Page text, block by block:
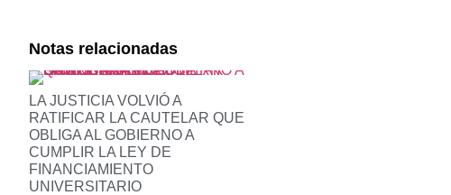
Notas relacionadas
LA JUSTICIA VOLVIÓ A
RATIFICAR LA CAUTELAR QUE
OBLIGA AL GOBIERNO A
CUMPLIR LA LEY DE
FINANCIAMIENTO
UNIVERSITARIO